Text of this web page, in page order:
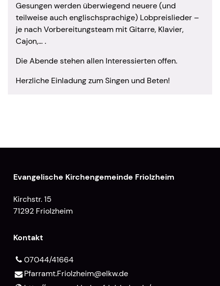
Gesungen werden überwiegend neuere (und
teilweise auch englischsprachige) Lobpreislieder –
je nach Vorbereitungsteam mit Gitarre, Klavier,
Cajon,… .
Die Abende stehen allen Interessierten offen.
Herzliche Einladung zum Singen und Beten!
Evangelische Kirchengemeinde Friolzheim
Kirchstr. 15
71292 Friolzheim
Kontakt
07044/41664
Pfarramt.​Friolzheim@​elkw.​de